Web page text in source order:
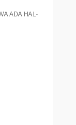
ADA HAL-